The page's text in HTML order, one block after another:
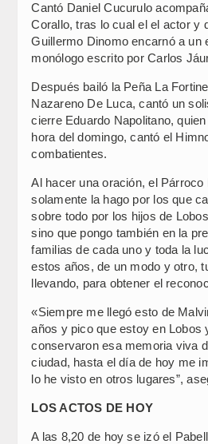
Cantó Daniel Cucurulo
Corallo, tras lo cual el el actor y
Guillermo Dinomo encarnó a un
monólogo escrito por Carlos
Después bailó la Peña La
Nazareno De Luca, cantó un
cierre Eduardo Napolitano,
hora del domingo, cantó el
combatientes.
Al hacer una oración, el
solamente la hago por los que
sobre todo por los hijos de
sino que pongo también en la
familias de cada uno y toda la
estos años, de un modo y otro,
llevando, para obtener el
«Siempre me llegó esto de
años y pico que estoy en Lobos
conservaron esa memoria viva
ciudad, hasta el día de hoy me
lo he visto en otros lugares”,
LOS ACTOS DE HOY
A las 8,20 de hoy se izó el